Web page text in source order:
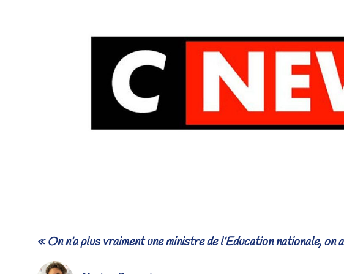
« On n’a plus vraiment une ministre de l’Éducation nationale,